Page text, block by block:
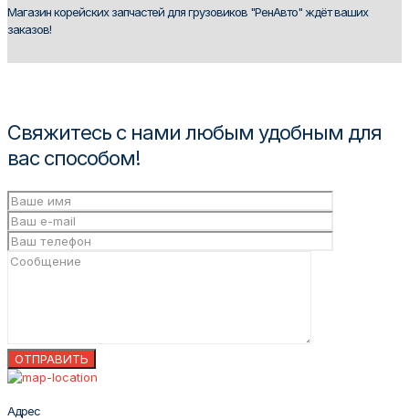
Магазин корейских запчастей для грузовиков "РенАвто" ждёт ваших
заказов!
Свяжитесь с нами любым удобным для
вас способом!
Адрес